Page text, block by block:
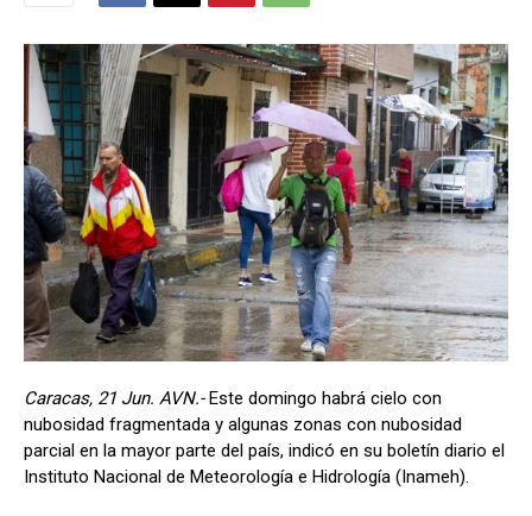
Caracas, 21 Jun. AVN.-Este domingo habrá cielo con
nubosidad fragmentada y algunas zonas con nubosidad
parcial en la mayor parte del país, indicó en su boletín diario el
Instituto Nacional de Meteorología e Hidrología (Inameh).